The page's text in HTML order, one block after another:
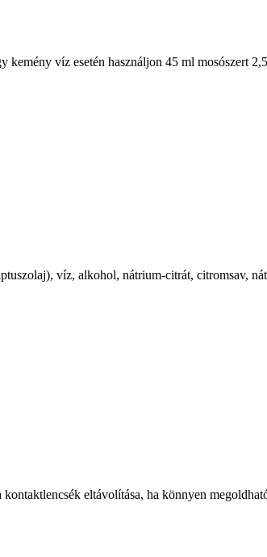
víz esetén használjon 45 ml mosószert
víz, alkohol, nátrium-citrát, citromsav,
eltávolítása, ha könnyen